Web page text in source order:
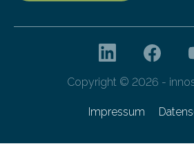
Copyright © 2026 -
Impressum